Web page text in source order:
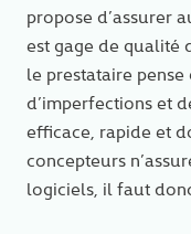
propose d’assurer
est gage de qualité
le prestataire pense
d’imperfections et
efficace, rapide et
concepteurs
logiciels, il faut